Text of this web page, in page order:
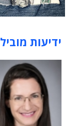
תוכן פרסומי
ידיעות